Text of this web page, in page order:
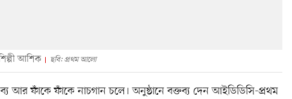
আশিক ছবি: প্রথম আলো
আর ফাঁকে ফাঁকে নাচগান চলে। অনুষ্ঠানে বক্তব্য দেন আইডিডিসি-প্রথম